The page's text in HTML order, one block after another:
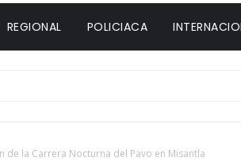
REGIONAL POLICIACA
de la Carrera Nocturna del Pavo en Misantla